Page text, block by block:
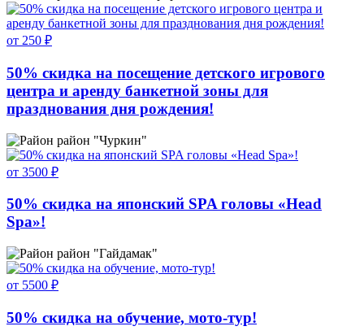
от 250 ₽
50% скидка на посещение детского игрового
центра и аренду банкетной зоны для
празднования дня рождения!
район "Чуркин"
от 3500 ₽
50% скидка на японский SPA головы «Head
Spa»!
район "Гайдамак"
от 5500 ₽
50% скидка на обучение, мото-тур!